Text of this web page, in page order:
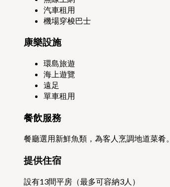
汽車租用
機場穿梭巴士
康樂設施
環島旅遊
海上遊覽
遠足
單車租用
餐飲服務
餐廳選用新鮮魚類，為客人烹調地道菜肴。
提供住宿
設有13間平房（最多可容納3人）